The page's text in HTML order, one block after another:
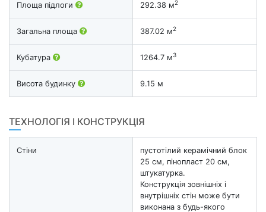
Площа підлоги 292.38 м2
Загальна площа 387.02 м2
Кубатура 1264.7 м3
Висота будинку 9.15 м
ТЕХНОЛОГІЯ І КОНСТРУКЦІЯ
Стіни
пустотілий керамічний блок
25 см, пінопласт 20 см,
штукатурка.
Конструкція зовнішніх і
внутрішніх стін може бути
виконана з будь-якого